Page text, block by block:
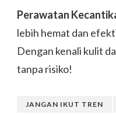
Perawatan
lebih hemat dan
Dengan kenali kulit
tanpa risiko!
JANGAN IKUT TREN